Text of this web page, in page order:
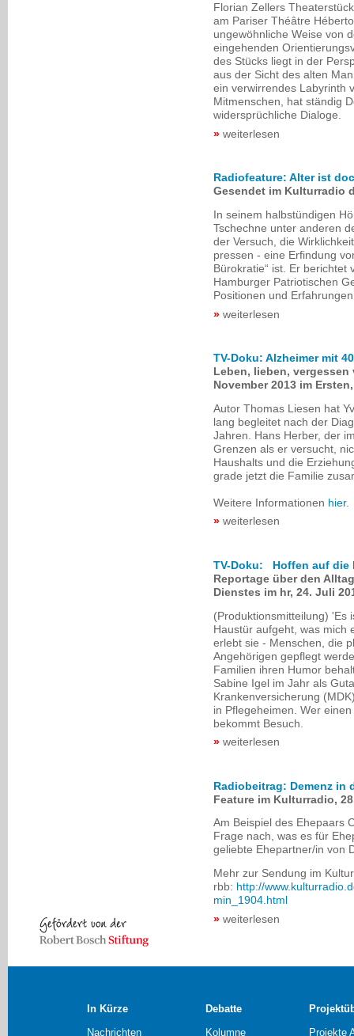
Florian Zellers
am Pariser Théâtre
ungewöhnliche Weise von
eingehenden
des Stücks liegt in der
aus der Sicht des alten
ein verwirrendes Labyrinth
Mitmenschen, hat ständig
widersprüchliche Dialoge.
weiterlesen
Radiofeature: Alter ist
Gesendet im Kulturradio
In seinem halbstündigen
Tschechne unter anderen
der Versuch, die
pressen - eine Erfindung
Bürokratie“ ist. Er berichtet
Hamburger Patriotischen
Positionen und
weiterlesen
TV-Doku: Alzheimer mit 40
Leben, lieben,
November 2013 im
Autor Thomas Liesen hat
lang begleitet nach der
Jahren. Hans Herber, der
Grenzen als er versucht,
Haushalts und die
grade jetzt die Familie
Weitere Informationen hier.
weiterlesen
TV-Doku: Hoffen auf die
Reportage über den
Dienstes im hr, 24. Juli
(Produktionsmitteilung) 'Es
Haustür aufgeht, was mich
erlebt sie - Menschen, die
Angehörigen gepflegt
Familien ihren Humor
Sabine Igel im Jahr als
Krankenversicherung
in Pflegeheimen. Wer
bekommt Besuch.
weiterlesen
Radiobeitrag: Demenz in
Feature im Kulturradio,
Am Beispiel des Ehepaars
Frage nach, was es für
geliebte Ehepartner/in von
Mehr zur Sendung im
rbb: http://
min_1904.html
weiterlesen
In Kürze
Nachrichten
Debatte
Kolumne
Projekte